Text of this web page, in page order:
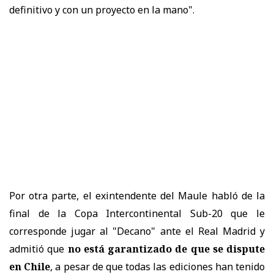
definitivo y con un proyecto en la mano".
Por otra parte, el exintendente del Maule habló de la
final de la Copa Intercontinental Sub-20 que le
corresponde jugar al "Decano" ante el Real Madrid y
admitió que no está garantizado de que se dispute
en Chile, a pesar de que todas las ediciones han tenido